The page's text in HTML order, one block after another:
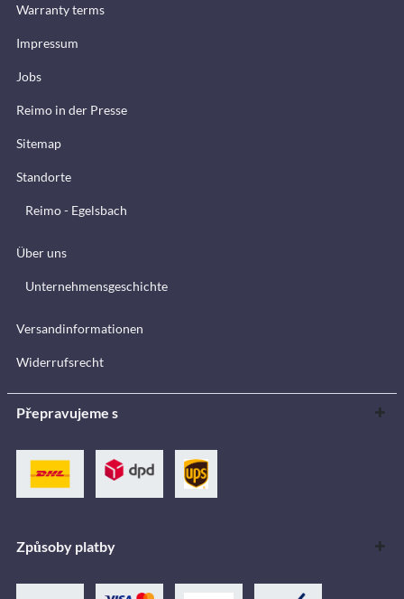
Warranty terms
Impressum
Jobs
Reimo in der Presse
Sitemap
Standorte
Reimo - Egelsbach
Über uns
Unternehmensgeschichte
Versandinformationen
Widerrufsrecht
Přepravujeme s
Způsoby platby